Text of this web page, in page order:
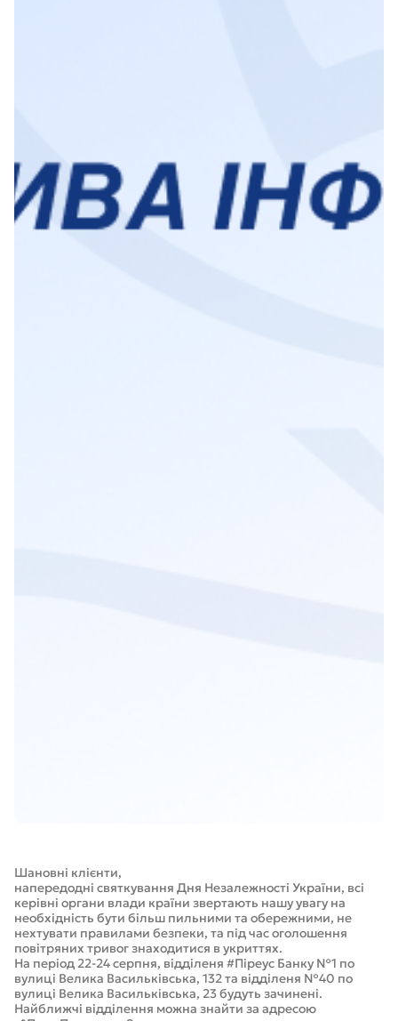
Шановні клієнти,
напередодні святкування Дня Незалежності України, всі
керівні органи влади країни звертають нашу увагу на
необхідність бути більш пильними та обережними, не
нехтувати правилами безпеки, та під час оголошення
повітряних тривог знаходитися в укриттях.
На період 22-24 серпня, відділеня #Піреус Банку №1 по
вулиці Велика Васильківська, 132 та відділеня №40 по
вулиці Велика Васильківська, 23 будуть зачинені.
Найближчі відділення можна знайти за адресою